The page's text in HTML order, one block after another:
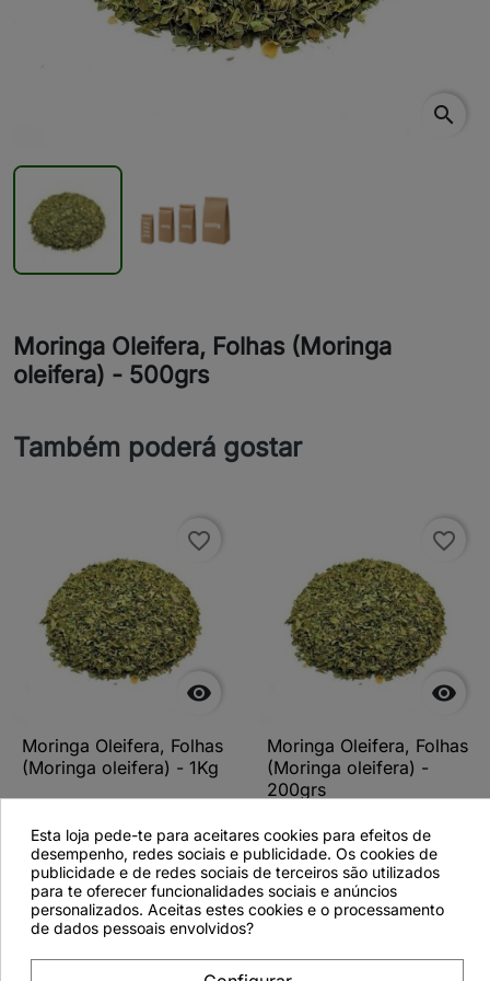
search
Moringa Oleifera, Folhas (Moringa
oleifera) - 500grs
Também poderá gostar

favorite_border
Moringa Oleifera, Folhas
(Moringa oleifera) - 1Kg
Ver detalhes

favorite_border
Moringa Oleifera, Folhas
(Moringa oleifera) -
200grs
Ver detalhes
Esta loja pede-te para aceitares cookies para efeitos de
desempenho, redes sociais e publicidade. Os cookies de
publicidade e de redes sociais de terceiros são utilizados
para te oferecer funcionalidades sociais e anúncios
personalizados. Aceitas estes cookies e o processamento
de dados pessoais envolvidos?